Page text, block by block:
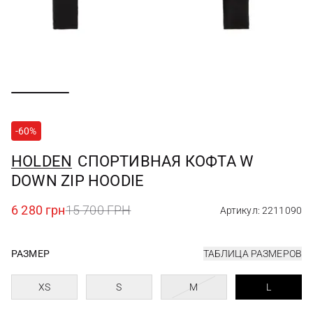
-60%
HOLDEN СПОРТИВНАЯ КОФТА W
DOWN ZIP HOODIE
6 280 грн15 700 ГРН Артикул: 2211090
РАЗМЕР ТАБЛИЦА РАЗМЕРОВ
XS S M L